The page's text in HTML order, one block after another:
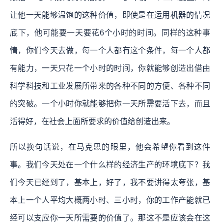
让他一天能够温饱的这种价值，即使是在运用机器的情况
底下，他可能要一天要花6个小时的时间。同样的这种事
情，你们今天去做，每一个人都有这个条件，每一个人都
有能力，一天只花一个小时的时间，你就能够创造出借由
科学科技和工业发展所带来的各种不同的方便、各种不同
的突破。一个小时你就能够把你一天所需要活下去，而且
活得好，在社会上面所要求的价值给创造出来。
所以换句话说，在马克思的眼里，他会希望你看到这件
事。我们今天处在一个什么样的经济生产的环境底下？我
们今天已经到了，基本上，好了，我不要讲得太夸张，基
本上一个人平均大概两小时、三小时，你的工作产能就已
经可以支应你一天所需要的价值了。那这不是应该会在这